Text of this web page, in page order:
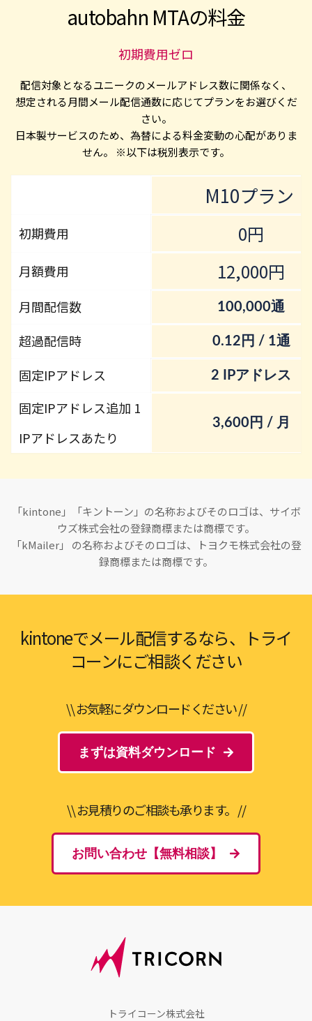
autobahn MTAの料金
初期費用ゼロ
配信対象となるユニークのメールアドレス数に関係なく、
想定される月間メール配信通数に応じてプランをお選びくだ
さい。
日本製サービスのため、為替による料金変動の心配がありま
せん。 ※以下は税別表示です。
M10プラン
初期費用 0円
月額費用 12,000円
月間配信数 100,000通
超過配信時 0.12円 / 1通
固定IPアドレス 2 IPアドレス
固定IPアドレス追加 1
IPアドレスあたり
3,600円 / 月
「kintone」「キントーン」の名称およびそのロゴは、サイボ
ウズ株式会社の登録商標または商標です。
「kMailer」 の名称およびそのロゴは、トヨクモ株式会社の登
録商標または商標です。
kintoneでメール配信するなら、トライ
コーンにご相談ください
\\ お気軽にダウンロードください //
まずは資料ダウンロード
\\ お見積りのご相談も承ります。 //
お問い合わせ【無料相談】
トライコーン株式会社